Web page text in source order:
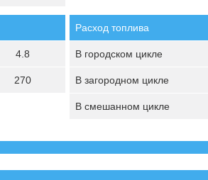
4.8
270
Расход топлива
В городском цикле
В загородном цикле
В смешанном цикле